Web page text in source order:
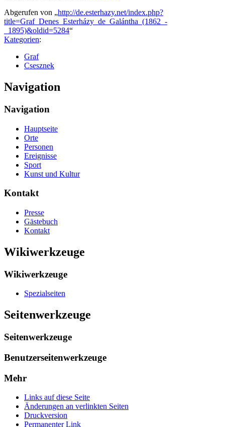
Abgerufen von „http://de.esterhazy.net/index.php?
title=Graf_Denes_Esterházy_de_Galántha_(1862_-
_1895)&oldid=5284“
Kategorien:
Graf
Csesznek
Navigation
Navigation
Hauptseite
Orte
Personen
Ereignisse
Sport
Kunst und Kultur
Kontakt
Presse
Gästebuch
Kontakt
Wikiwerkzeuge
Wikiwerkzeuge
Spezialseiten
Seitenwerkzeuge
Seitenwerkzeuge
Benutzerseitenwerkzeuge
Mehr
Links auf diese Seite
Änderungen an verlinkten Seiten
Druckversion
Permanenter Link